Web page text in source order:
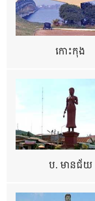
កោះកុង
ប. មានជ័យ